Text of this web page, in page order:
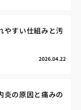
やすい仕組みと汚
2026.04.22
炎の原因と痛みの